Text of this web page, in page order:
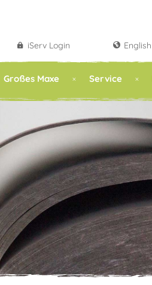
iServ Login English
Großes Maxe Service